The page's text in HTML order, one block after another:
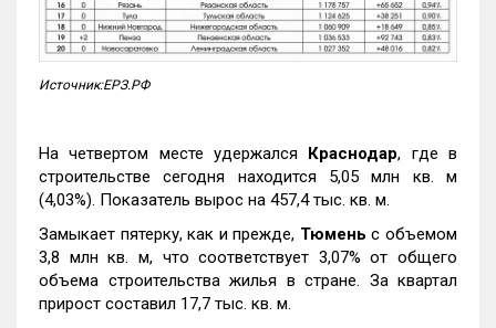
Источник:ЕРЗ.РФ
На четвертом месте удержался Краснодар, где в
строительстве сегодня находится 5,05 млн кв. м
(4,03%). Показатель вырос на 457,4 тыс. кв. м.
Замыкает пятерку, как и прежде, Тюмень с объемом
3,8 млн кв. м, что соответствует 3,07% от общего
объема строительства жилья в стране. За квартал
прирост составил 17,7 тыс. кв. м.